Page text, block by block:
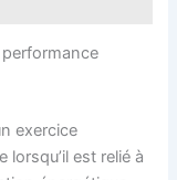
exercice
est relié à